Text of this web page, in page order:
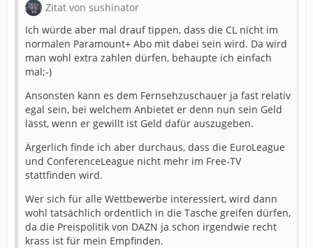
Zitat von sushinator
Ich würde aber mal drauf tippen, dass die CL nicht im
normalen Paramount+ Abo mit dabei sein wird. Da wird
man wohl extra zahlen dürfen, behaupte ich einfach
mal;-)
Ansonsten kann es dem Fernsehzuschauer ja fast relativ
egal sein, bei welchem Anbietet er denn nun sein Geld
lässt, wenn er gewillt ist Geld dafür auszugeben.
Ärgerlich finde ich aber durchaus, dass die EuroLeague
und ConferenceLeague nicht mehr im Free-TV
stattfinden wird.
Wer sich für alle Wettbewerbe interessiert, wird dann
wohl tatsächlich ordentlich in die Tasche greifen dürfen,
da die Preispolitik von DAZN ja schon irgendwie recht
krass ist für mein Empfinden.